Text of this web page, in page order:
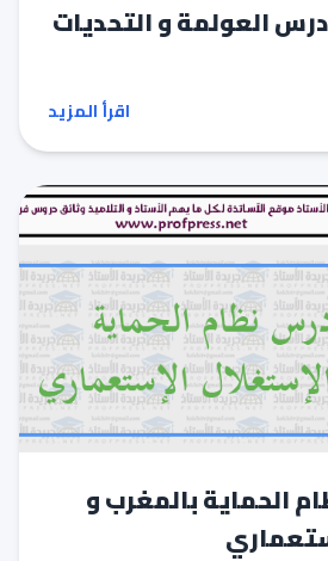
العولمة و التحديات
اقرأ المزيد
الحماية بالمغرب و